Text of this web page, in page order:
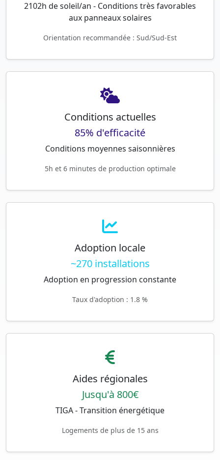
2102h de soleil/an - Conditions très favorables
aux panneaux solaires
Orientation recommandée : Sud/Sud-Est
Conditions actuelles
85% d'efficacité
Conditions moyennes saisonnières
5h et 6 minutes de production optimale
Adoption locale
~270 installations
Adoption en progression constante
Taux d'adoption : 1.8 %
Aides régionales
Jusqu'à 800€
TIGA - Transition énergétique
Logements de plus de 15 ans